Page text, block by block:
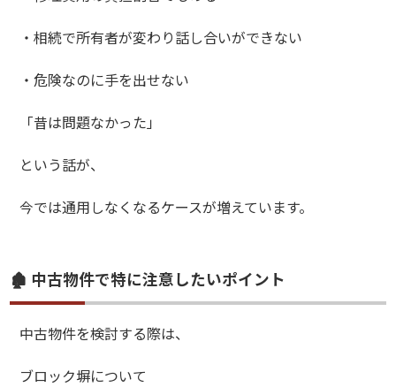
・相続で所有者が変わり話し合いができない
・危険なのに手を出せない
「昔は問題なかった」
という話が、
今では通用しなくなるケースが増えています。
🏚️ 中古物件で特に注意したいポイント
中古物件を検討する際は、
ブロック塀について